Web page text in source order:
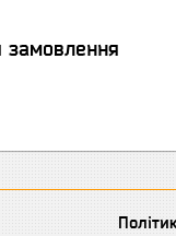
замовлення